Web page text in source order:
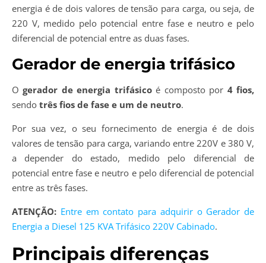
energia é de dois valores de tensão para carga, ou seja, de
220 V, medido pelo potencial entre fase e neutro e pelo
diferencial de potencial entre as duas fases.
Gerador de energia trifásico
Ogerador de energia trifásicoé composto por 4 fios,
sendo três fios de fase e um de neutro.
Por sua vez, o seu fornecimento de energia é de dois
valores de tensão para carga, variando entre 220V e 380 V,
a depender do estado, medido pelo diferencial de
potencial entre fase e neutro e pelo diferencial de potencial
entre as três fases.
ATENÇÃO: Entre em contato para adquirir o Gerador de
Energia a Diesel 125 KVA Trifásico 220V Cabinado.
Principais diferenças